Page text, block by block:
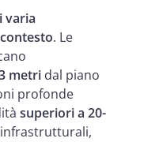
varia
. Le
metri dal piano
profonde
superiori a 20-